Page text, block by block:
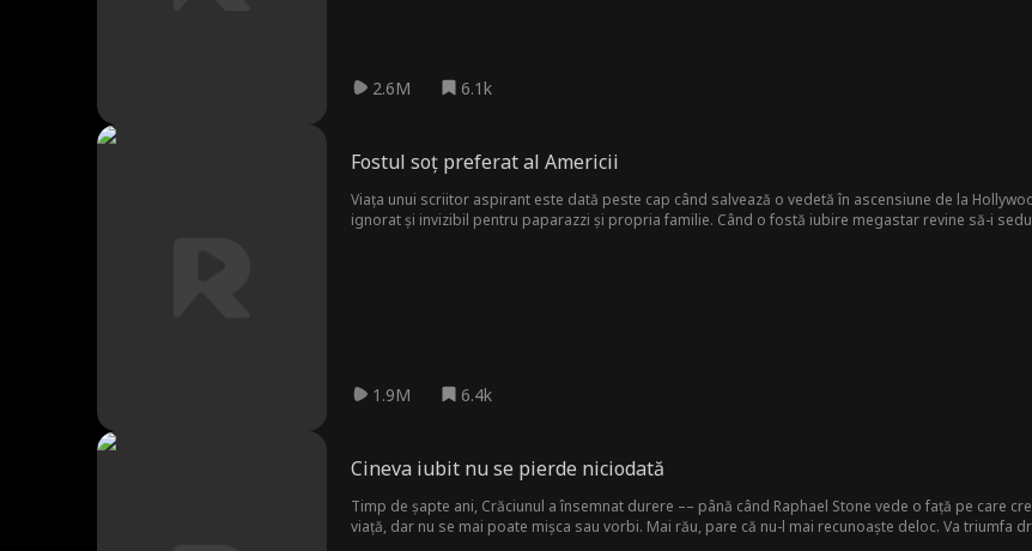
2.6M 6.1k
Fostul soț preferat al Americii
Viața unui scriitor aspirant este dată peste cap când salvează o vedetă în ascensiune de la
ignorat și invizibil pentru paparazzi și propria familie. Când o fostă iubire megastar revine să-i
1.9M 6.4k
Cineva iubit nu se pierde niciodată
Timp de șapte ani, Crăciunul a însemnat durere –– până când Raphael Stone vede o față pe care
viață, dar nu se mai poate mișca sau vorbi. Mai rău, pare că nu-l mai recunoaște deloc. Va triumfa